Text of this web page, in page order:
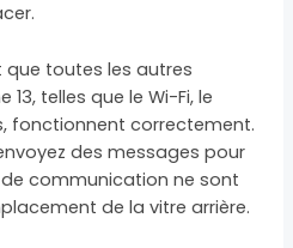
toutes les autres
13, telles que le Wi-Fi, le
fonctionnent correctement.
des messages pour
communication ne sont
de la vitre arrière.